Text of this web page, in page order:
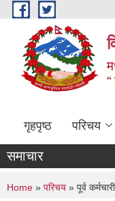
Skip to main content
“
गृहपृष्ठ परिचय
समाचार
You are here
Home » परिचय » पूर्व कर्मचारी